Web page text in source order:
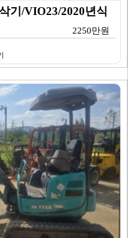
기/VIO23/2020년식
2250만원